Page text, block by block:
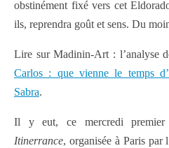
obstinément fixé vers cet
ils, reprendra goût et sens. Du
Lire sur Madinin-Art : l’analyse
Carlos : que vienne le temps
Sabra.
Il y eut, ce mercredi premier
Itinerrance, organisée à Paris par